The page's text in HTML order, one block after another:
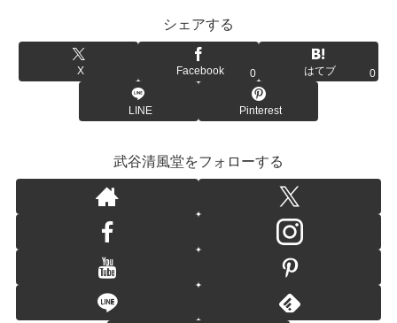
シェアする
X Facebook 0 はてブ 0
LINE Pinterest
武谷清風堂をフォローする